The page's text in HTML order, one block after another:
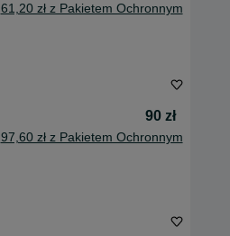
61,20 zł z Pakietem Ochronnym
90 zł
97,60 zł z Pakietem Ochronnym